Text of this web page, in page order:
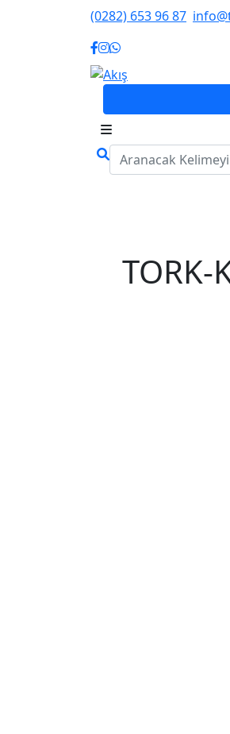
(0282) 653 96 87
TORK-